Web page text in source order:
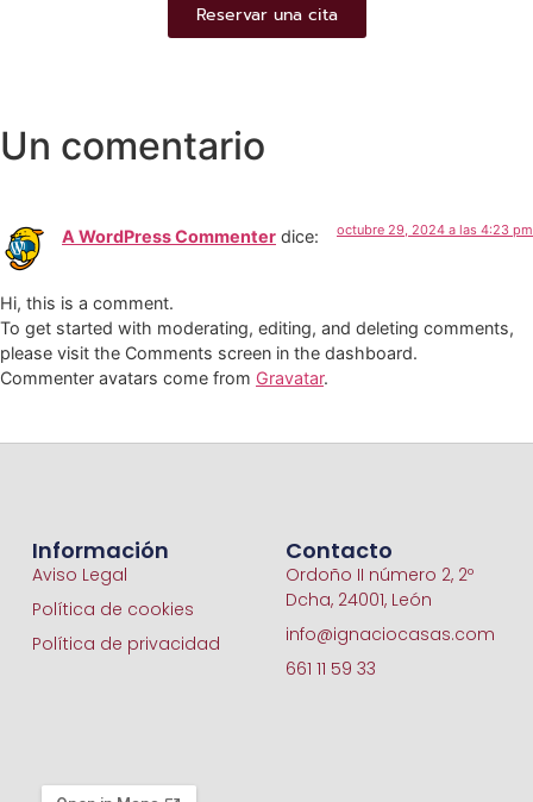
Reservar una cita
Un comentario
A WordPress Commenter dice: octubre 29, 2024 a las 4:23 pm
Hi, this is a comment.
To get started with moderating, editing, and deleting comments,
please visit the Comments screen in the dashboard.
Commenter avatars come from Gravatar.
Información
Aviso Legal
Política de cookies
Política de privacidad
Contacto
Ordoño II número 2, 2º
Dcha, 24001, León
info@ignaciocasas.com
661 11 59 33